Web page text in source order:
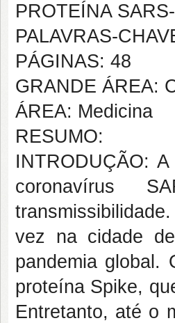
PROTEÍNA
PALAVRAS-
PÁGINAS: 48
GRANDE ÁREA:
ÁREA: Medicina
RESUMO:
INTRODUÇÃO:
coronavírus
vez na cidade
pandemia global.
proteína Spike,
Entretanto, até o